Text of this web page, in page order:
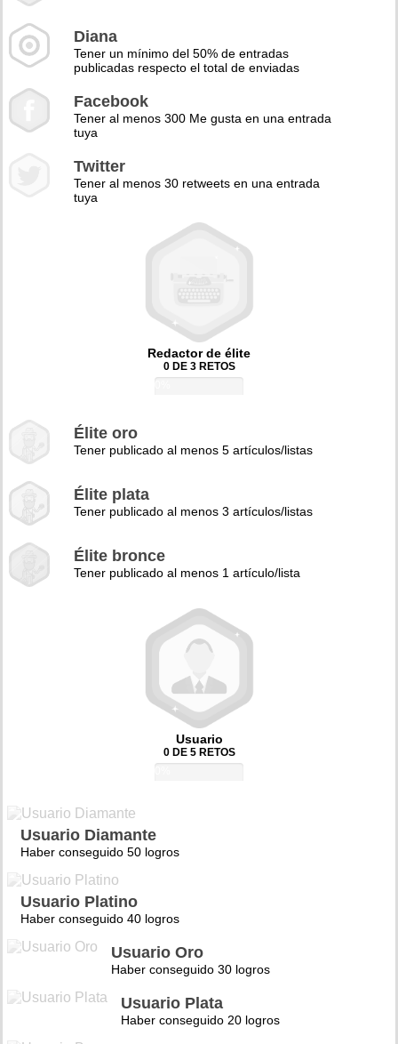
Diana
Tener un mínimo del 50% de entradas
publicadas respecto el total de enviadas
Facebook
Tener al menos 300 Me gusta en una entrada
tuya
Twitter
Tener al menos 30 retweets en una entrada
tuya
Redactor de élite
0 DE 3 RETOS
Élite oro
Tener publicado al menos 5 artículos/listas
Élite plata
Tener publicado al menos 3 artículos/listas
Élite bronce
Tener publicado al menos 1 artículo/lista
Usuario
0 DE 5 RETOS
Usuario Diamante
Haber conseguido 50 logros
Usuario Platino
Haber conseguido 40 logros
Usuario Oro
Haber conseguido 30 logros
Usuario Plata
Haber conseguido 20 logros